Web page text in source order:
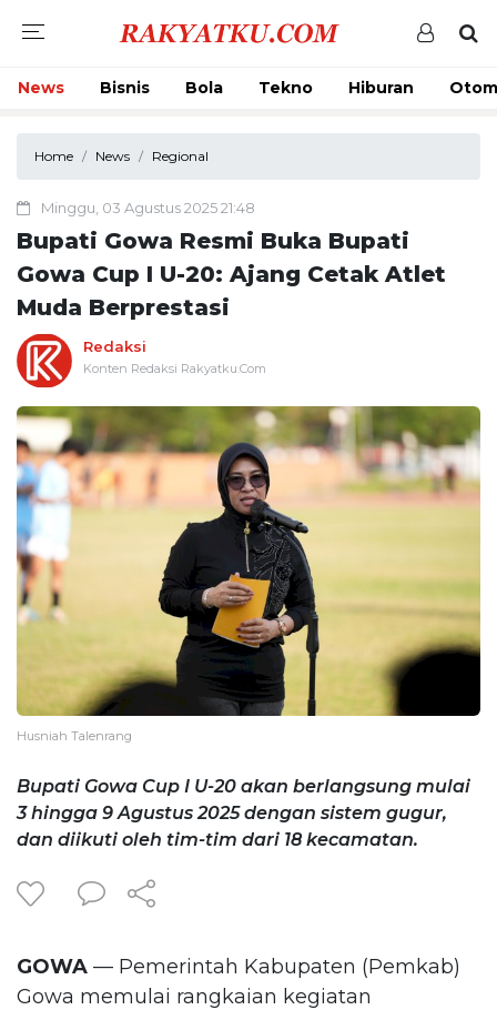
News Bisnis Bola Tekno Hiburan
Home News Regional
Minggu, 03 Agustus 2025 21:48
Bupati Gowa Resmi Buka Bupati
Gowa Cup I U-20: Ajang Cetak Atlet
Muda Berprestasi
Redaksi
Konten Redaksi Rakyatku.Com
Husniah Talenrang
Bupati Gowa Cup I U-20 akan berlangsung mulai
3 hingga 9 Agustus 2025 dengan sistem gugur,
dan diikuti oleh tim-tim dari 18 kecamatan.
GOWA — Pemerintah Kabupaten (Pemkab)
Gowa memulai rangkaian kegiatan